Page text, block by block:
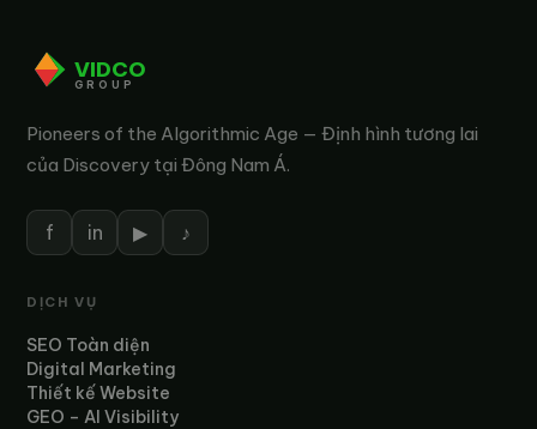
VIDCO
GROUP
Pioneers of the Algorithmic Age — Định hình tương lai
của Discovery tại Đông Nam Á.
f in ▶ ♪
DỊCH VỤ
SEO Toàn diện
Digital Marketing
Thiết kế Website
GEO – AI Visibility